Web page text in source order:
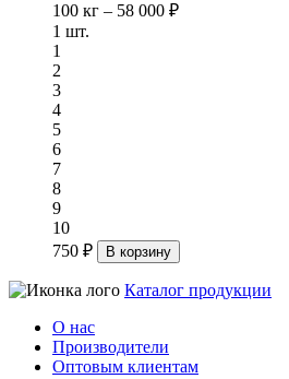
100 кг – 58 000 ₽
1 шт.
1
2
3
4
5
6
7
8
9
10
750 ₽
В корзину
Каталог продукции
О нас
Производители
Оптовым клиентам